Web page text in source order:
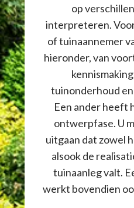
op
interpreteren.
of tuinaannemer
hieronder, van
tuinonderhoud
Een ander heeft
ontwerpfase. U
uitgaan dat zowel
alsook de
tuinaanleg valt.
werkt bovendien